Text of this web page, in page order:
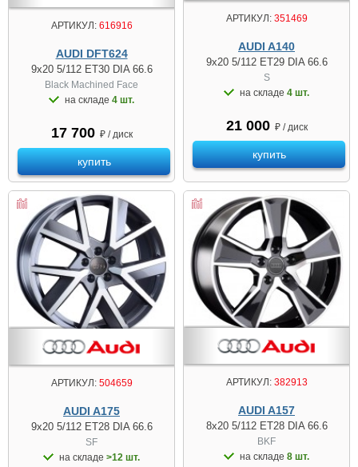
АРТИКУЛ:616916
AUDI DFT624
9x20 5/112 ET30 DIA 66.6
Black Machined Face
на складе 4 шт.
17 700 ₽ / диск
купить
АРТИКУЛ:351469
AUDI A140
9x20 5/112 ET29 DIA 66.6
S
на складе 4 шт.
21 000 ₽ / диск
купить
АРТИКУЛ:504659
AUDI A175
9x20 5/112 ET28 DIA 66.6
SF
на складе >12 шт.
АРТИКУЛ:382913
AUDI A157
8x20 5/112 ET28 DIA 66.6
BKF
на складе 8 шт.